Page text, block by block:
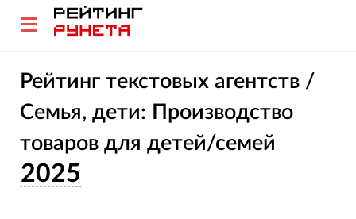
Рейтинг текстовых агентств /
Семья, дети: Производство
товаров для детей/семей
2025